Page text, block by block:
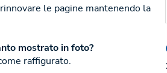
le pagine mantenendo la
mostrato in foto?
raffigurato.